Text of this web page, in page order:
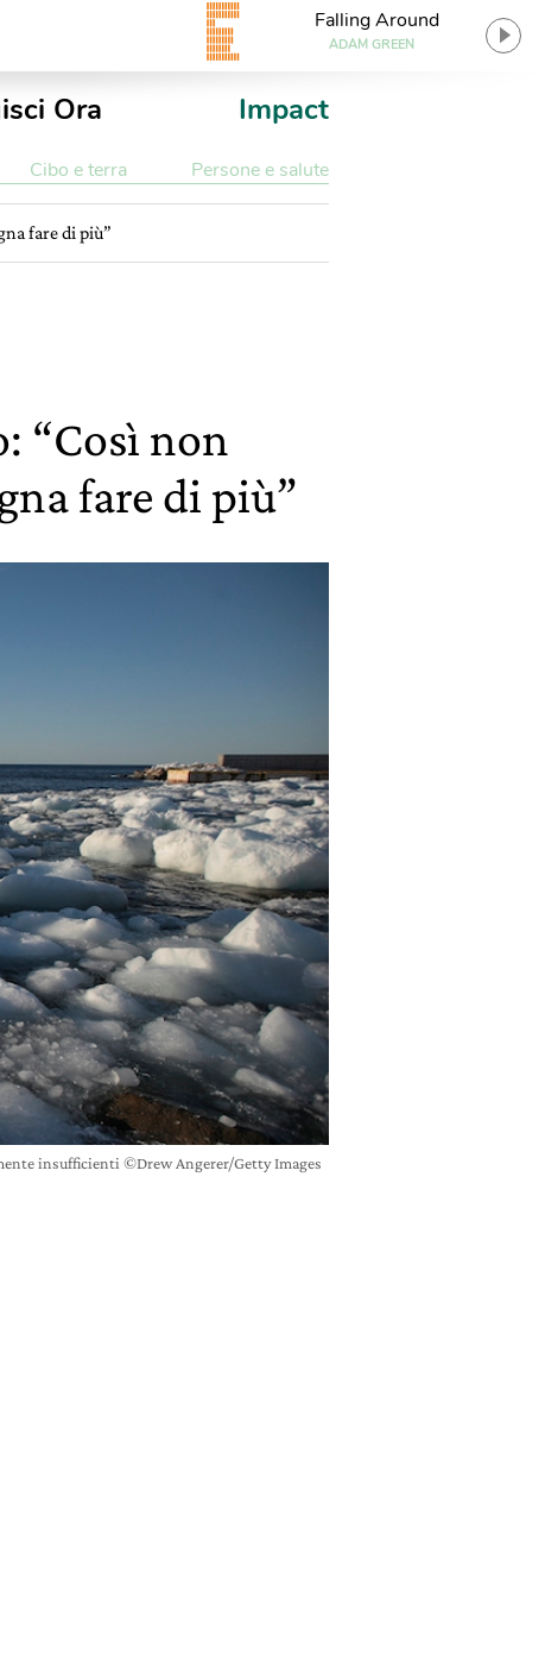
Falling Around
ADAM GREEN
Ora Impact
Cibo e terra Persone e salute
fare di più”
“Così non
fare di più”
insufficienti ©Drew Angerer/Getty Images